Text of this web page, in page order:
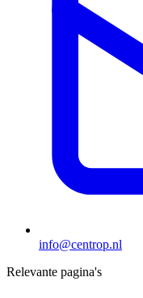
info@centrop.nl
Relevante pagina's